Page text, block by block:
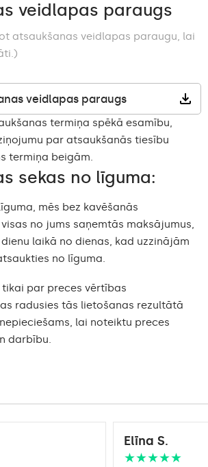
veidlapas paraugs
atsaukšanas veidlapas paraugu, lai
veidlapas paraugs
termiņa spēkā esamību,
par atsaukšanās tiesību
termiņa beigām.
sekas no līguma:
mēs bez kavēšanās
no jums saņemtās maksājumus,
laikā no dienas, kad uzzinājām
no līguma.
par preces vērtības
radusies tās lietošanas rezultātā
lai noteiktu preces
darbību.
Elīna S.
★★★★★